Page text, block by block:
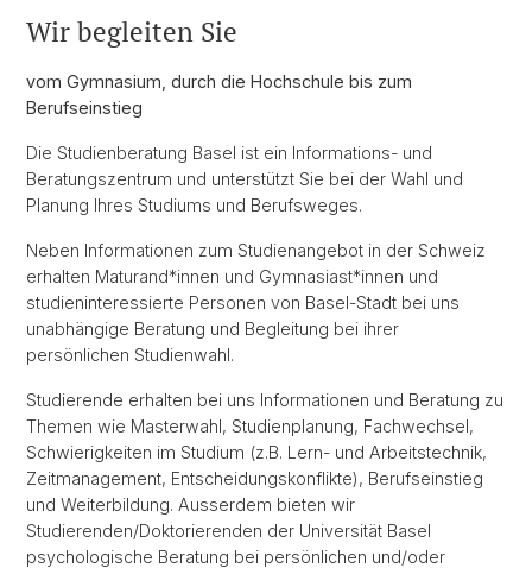
Wir begleiten Sie
vom Gymnasium, durch die Hochschule bis zum
Berufseinstieg
Die Studienberatung Basel ist ein Informations- und
Beratungszentrum und unterstützt Sie bei der Wahl und
Planung Ihres Studiums und Berufsweges.
Neben Informationen zum Studienangebot in der Schweiz
erhalten Maturand*innen und Gymnasiast*innen und
studieninteressierte Personen von Basel-Stadt bei uns
unabhängige Beratung und Begleitung bei ihrer
persönlichen Studienwahl.
Studierende erhalten bei uns Informationen und Beratung zu
Themen wie Masterwahl, Studienplanung, Fachwechsel,
Schwierigkeiten im Studium (z.B. Lern- und Arbeitstechnik,
Zeitmanagement, Entscheidungskonflikte), Berufseinstieg
und Weiterbildung. Ausserdem bieten wir
Studierenden/Doktorierenden der Universität Basel
psychologische Beratung bei persönlichen und/oder